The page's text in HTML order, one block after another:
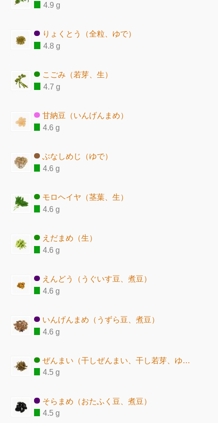
4.9 g
りょくとう（全粒、ゆで）
4.8 g
こごみ（若芽、生）
4.7 g
甘納豆（いんげんまめ）
4.6 g
ぶなしめじ（ゆで）
4.6 g
モロヘイヤ（茎葉、生）
4.6 g
えだまめ（生）
4.6 g
えんどう（うぐいす豆、煮豆）
4.6 g
いんげんまめ（うずら豆、煮豆）
4.6 g
ぜんまい（干しぜんまい、干し若芽、ゆで）
4.5 g
そらまめ（おたふく豆、煮豆）
4.5 g